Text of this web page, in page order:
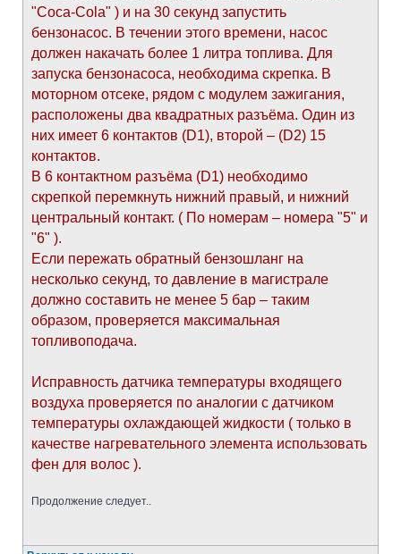
"Coca-Cola" ) и на 30 секунд запустить
бензонасос. В течении этого времени, насос
должен накачать более 1 литра топлива. Для
запуска бензонасоса, необходима скрепка. В
моторном отсеке, рядом с модулем зажигания,
расположены два квадратных разъёма. Один из
них имеет 6 контактов (D1), второй – (D2) 15
контактов.
В 6 контактном разъёма (D1) необходимо
скрепкой перемкнуть нижний правый, и нижний
центральный контакт. ( По номерам – номера "5" и
"6" ).
Если пережать обратный бензошланг на
несколько секунд, то давление в магистрале
должно составить не менее 5 бар – таким
образом, проверяется максимальная
топливоподача.
Исправность датчика температуры входящего
воздуха проверяется по аналогии с датчиком
температуры охлаждающей жидкости ( только в
качестве нагревательного элемента использовать
фен для волос ).
Продолжение следует..